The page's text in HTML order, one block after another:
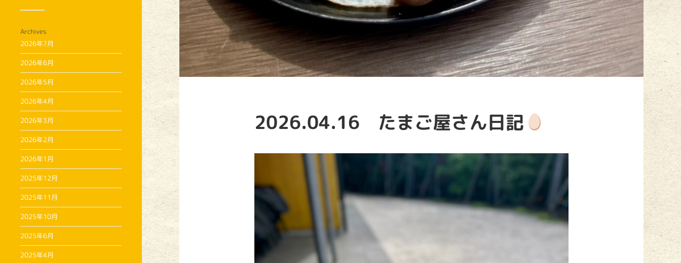
Archives
2026年7月
2026年6月
2026年5月
2026年4月
2026年3月
2026年2月
2026年1月
2025年12月
2025年11月
2025年10月
2025年6月
2025年4月
2026.04.16 たまご屋さん日記